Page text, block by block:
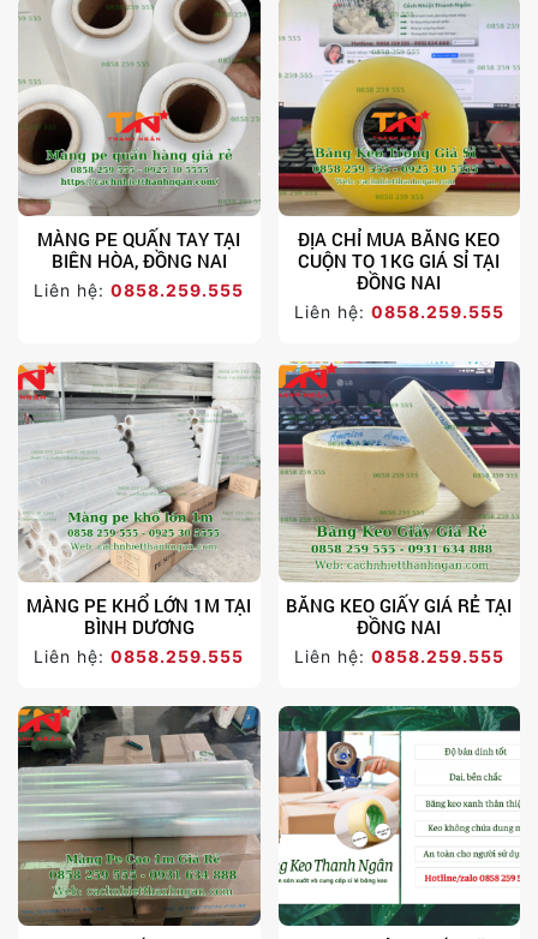
MÀNG PE QUẤN TAY TẠI
BIÊN HÒA, ĐỒNG NAI
Liên hệ:0858.259.555
ĐỊA CHỈ MUA BĂNG KEO
CUỘN TO 1KG GIÁ SỈ TẠI
ĐỒNG NAI
Liên hệ: 0858.259.555
MÀNG PE KHỔ LỚN 1M TẠI
BÌNH DƯƠNG
Liên hệ:0858.259.555
BĂNG KEO GIẤY GIÁ RẺ TẠI
ĐỒNG NAI
Liên hệ: 0858.259.555